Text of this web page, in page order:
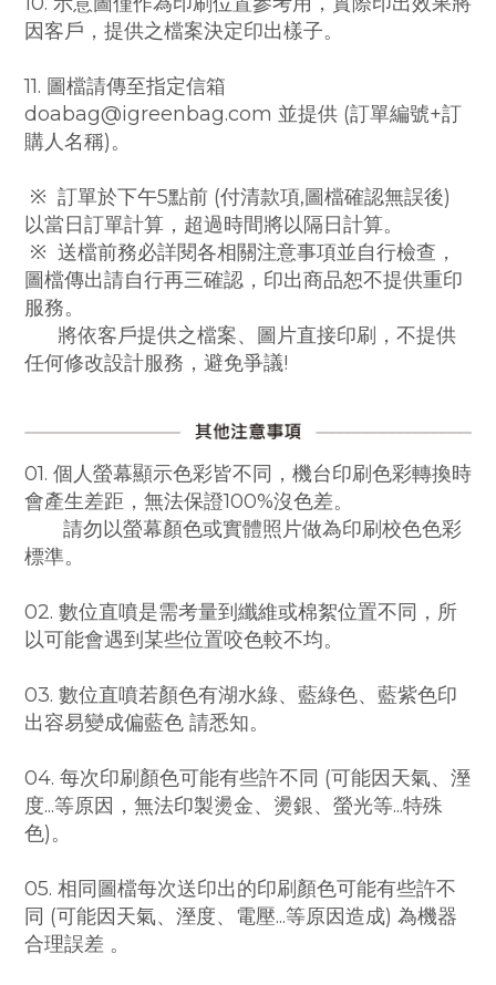
因客戶，提供之檔案決定印出樣子。
11. 圖檔請傳至指定信箱
doabag@igreenbag.com 並提供 (訂單編號+訂
購人名稱)。
※ 訂單於下午5點前 (付清款項,圖檔確認無誤後)
以當日訂單計算， 超過時間將以隔日計算。
※ 送檔前務必詳閱各相關注意事項並自行檢查，
圖檔傳出請自行再三確認，印出商品恕不提供重印
服務。
將依客戶提供之檔案、圖片直接印刷，不提供
任何修改設計服務，避免爭議!
01. 個人螢幕顯示色彩皆不同，機台印刷色彩轉換時
會產生差距，無法保證100%沒色差。
請勿以螢幕顏色或實體照片做為印刷校色色彩
標準。
02. 數位直噴是需考量到纖維或棉絮位置不同，所
以可能會遇到某些位置咬色較不均。
03. 數位直噴若顏色有湖水綠、藍綠色、藍紫色印
出容易變成偏藍色 請悉知。
04. 每次印刷顏色可能有些許不同 (可能因天氣、溼
度...等原因，無法印製燙金、燙銀、螢光等...特殊
色)。
05. 相同圖檔每次送印出的印刷顏色可能有些許不
同 (可能因天氣、溼度、電壓...等原因造成) 為機器
合理誤差 。